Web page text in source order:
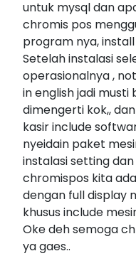
untuk mysql dan
chromis pos
program nya,
Setelah instalasi
operasionalnya ,
in english jadi musti
dimengerti kok,,
kasir include
nyeidain paket
instalasi setting
chromispos kita
dengan full display
khusus include
Oke deh semoga
ya gaes..